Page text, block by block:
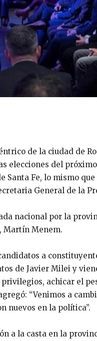
de la ciudad de
elecciones del próximo
Santa Fe, lo mismo
General de la
nacional por la
Martín Menem.
a
de Javier Milei y
achicar el
“Venimos a
nuevos en la política”.
a la casta en la